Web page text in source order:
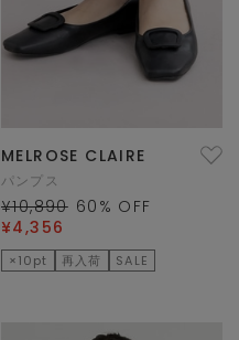
MELROSE CLAIRE
パンプス
¥10,890 60 % OFF
¥4,356
×10pt 再入荷 SALE